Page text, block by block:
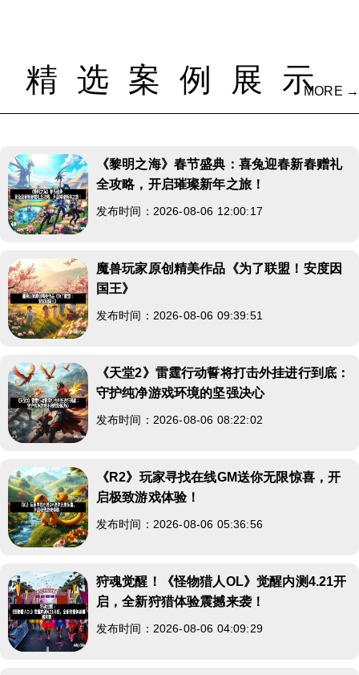
精选案例展示MORE →
《黎明之海》春节盛典：喜兔迎春新春赠礼
全攻略，开启璀璨新年之旅！
发布时间：2026-08-06 12:00:17
魔兽玩家原创精美作品《为了联盟！安度因
国王》
发布时间：2026-08-06 09:39:51
《天堂2》雷霆行动誓将打击外挂进行到底：
守护纯净游戏环境的坚强决心
发布时间：2026-08-06 08:22:02
《R2》玩家寻找在线GM送你无限惊喜，开
启极致游戏体验！
发布时间：2026-08-06 05:36:56
狩魂觉醒！《怪物猎人OL》觉醒内测4.21开
启，全新狩猎体验震撼来袭！
发布时间：2026-08-06 04:09:29